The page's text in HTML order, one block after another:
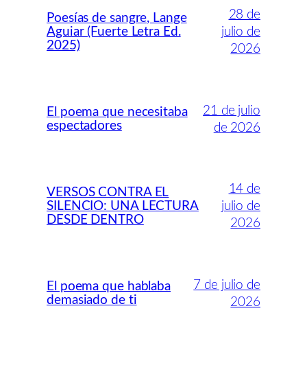
Poesías de sangre, Lange
Aguiar (Fuerte Letra Ed.
2025)
28 de
julio de
2026
El poema que necesitaba
espectadores
21 de julio
de 2026
VERSOS CONTRA EL
SILENCIO: UNA LECTURA
DESDE DENTRO
14 de
julio de
2026
El poema que hablaba
demasiado de ti
7 de julio de
2026